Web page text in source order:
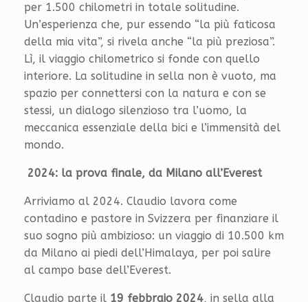
per 1.500 chilometri in totale solitudine.
Un’esperienza che, pur essendo “la più faticosa
della mia vita”, si rivela anche “la più preziosa”.
Lì, il viaggio chilometrico si fonde con quello
interiore. La solitudine in sella non è vuoto, ma
spazio per connettersi con la natura e con se
stessi, un dialogo silenzioso tra l’uomo, la
meccanica essenziale della bici e l’immensità del
mondo.
2024: la prova finale, da Milano all’Everest
Arriviamo al 2024. Claudio lavora come
contadino e pastore in Svizzera per finanziare il
suo sogno più ambizioso: un viaggio di 10.500 km
da Milano ai piedi dell’Himalaya, per poi salire
al campo base dell’Everest.
Claudio parte il 19 febbraio 2024, in sella alla